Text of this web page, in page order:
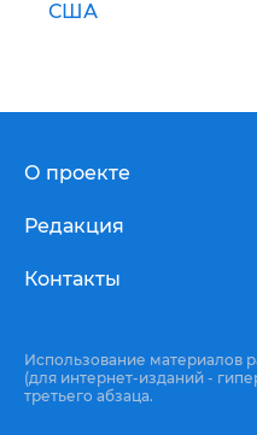
США
О проекте
Редакция
Контакты
Использование материалов
(для интернет-изданий -
третьего абзаца.